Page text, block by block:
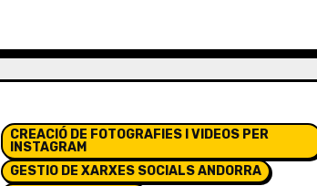
CREACIÓ DE FOTOGRAFIES I VIDEOS PER
INSTAGRAM
GESTIO DE XARXES SOCIALS ANDORRA